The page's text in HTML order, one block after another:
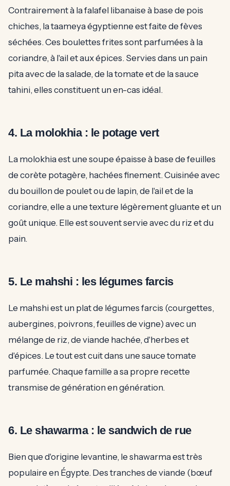
Contrairement à la falafel libanaise à base de pois
chiches, la taameya égyptienne est faite de fèves
séchées. Ces boulettes frites sont parfumées à la
coriandre, à l'ail et aux épices. Servies dans un pain
pita avec de la salade, de la tomate et de la sauce
tahini, elles constituent un en-cas idéal.
4. La molokhia : le potage vert
La molokhia est une soupe épaisse à base de feuilles
de corète potagère, hachées finement. Cuisinée avec
du bouillon de poulet ou de lapin, de l'ail et de la
coriandre, elle a une texture légèrement gluante et un
goût unique. Elle est souvent servie avec du riz et du
pain.
5. Le mahshi : les légumes farcis
Le mahshi est un plat de légumes farcis (courgettes,
aubergines, poivrons, feuilles de vigne) avec un
mélange de riz, de viande hachée, d'herbes et
d'épices. Le tout est cuit dans une sauce tomate
parfumée. Chaque famille a sa propre recette
transmise de génération en génération.
6. Le shawarma : le sandwich de rue
Bien que d'origine levantine, le shawarma est très
populaire en Égypte. Des tranches de viande (bœuf